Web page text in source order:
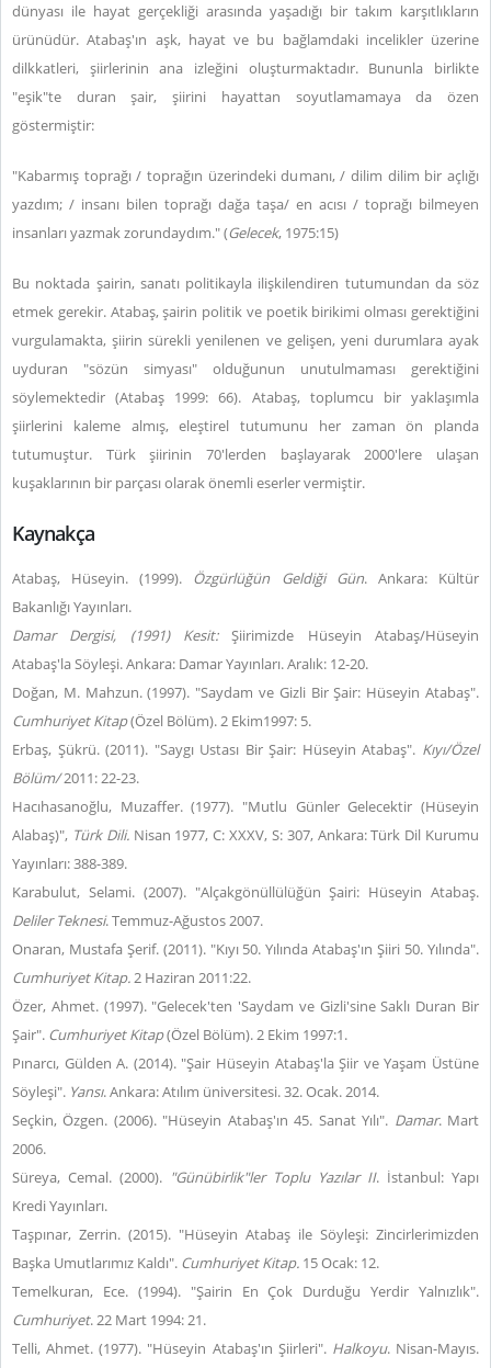
dünyası ile hayat gerçekliği arasında yaşadığı bir takım karşıtlıkların
ürünüdür. Atabaş'ın aşk, hayat ve bu bağlamdaki incelikler üzerine
dilkkatleri, şiirlerinin ana izleğini oluşturmaktadır. Bununla birlikte
"eşik"te duran şair, şiirini hayattan soyutlamamaya da özen
göstermiştir:
"Kabarmış toprağı / toprağın üzerindeki dumanı, / dilim dilim bir açlığı
yazdım; / insanı bilen toprağı dağa taşa/ en acısı / toprağı bilmeyen
insanları yazmak zorundaydım." (Gelecek, 1975:15)
Bu noktada şairin, sanatı politikayla ilişkilendiren tutumundan da söz
etmek gerekir. Atabaş, şairin politik ve poetik birikimi olması gerektiğini
vurgulamakta, şiirin sürekli yenilenen ve gelişen, yeni durumlara ayak
uyduran "sözün simyası" olduğunun unutulmaması gerektiğini
söylemektedir (Atabaş 1999: 66). Atabaş, toplumcu bir yaklaşımla
şiirlerini kaleme almış, eleştirel tutumunu her zaman ön planda
tutumuştur. Türk şiirinin 70'lerden başlayarak 2000'lere ulaşan
kuşaklarının bir parçası olarak önemli eserler vermiştir.
Kaynakça
Atabaş, Hüseyin. (1999). Özgürlüğün Geldiği Gün. Ankara: Kültür
Bakanlığı Yayınları.
Damar Dergisi, (1991) Kesit:Şiirimizde Hüseyin Atabaş/Hüseyin
Atabaş'la Söyleşi. Ankara: Damar Yayınları. Aralık: 12-20.
Doğan, M. Mahzun. (1997). "Saydam ve Gizli Bir Şair: Hüseyin Atabaş".
Cumhuriyet Kitap(Özel Bölüm). 2 Ekim1997: 5.
Erbaş, Şükrü. (2011). "Saygı Ustası Bir Şair: Hüseyin Atabaş". Kıyı/Özel
Bölüm/2011: 22-23.
Hacıhasanoğlu, Muzaffer. (1977). "Mutlu Günler Gelecektir (Hüseyin
Alabaş)", Türk Dili.Nisan 1977, C: XXXV, S: 307, Ankara: Türk Dil Kurumu
Yayınları: 388-389.
Karabulut, Selami. (2007). "Alçakgönüllülüğün Şairi: Hüseyin Atabaş.
Deliler Teknesi. Temmuz-Ağustos 2007.
Onaran, Mustafa Şerif. (2011). "Kıyı 50. Yılında Atabaş'ın Şiiri 50. Yılında".
Cumhuriyet Kitap.2 Haziran 2011:22.
Özer, Ahmet. (1997). "Gelecek'ten 'Saydam ve Gizli'sine Saklı Duran Bir
Şair". Cumhuriyet Kitap(Özel Bölüm). 2 Ekim 1997:1.
Pınarcı, Gülden A. (2014). "Şair Hüseyin Atabaş'la Şiir ve Yaşam Üstüne
Söyleşi". Yansı. Ankara: Atılım üniversitesi. 32. Ocak. 2014.
Seçkin, Özgen. (2006). "Hüseyin Atabaş'ın 45. Sanat Yılı". Damar. Mart
2006.
Süreya, Cemal. (2000). "Günübirlik"ler Toplu Yazılar II. İstanbul: Yapı
Kredi Yayınları.
Taşpınar, Zerrin. (2015). "Hüseyin Atabaş ile Söyleşi: Zincirlerimizden
Başka Umutlarımız Kaldı". Cumhuriyet Kitap. 15 Ocak: 12.
Temelkuran, Ece. (1994). "Şairin En Çok Durduğu Yerdir Yalnızlık".
Cumhuriyet. 22 Mart 1994: 21.
Telli, Ahmet. (1977). "Hüseyin Atabaş'ın Şiirleri". Halkoyu. Nisan-Mayıs.